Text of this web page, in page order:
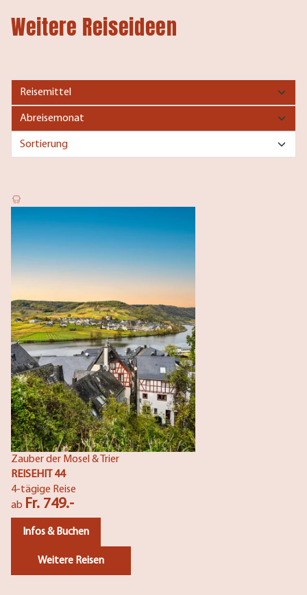
Weitere Reiseideen
Zauber der Mosel & Trier
REISEHIT 44
4-tägige Reise
ab Fr. 749.-
Infos & Buchen
Weitere Reisen